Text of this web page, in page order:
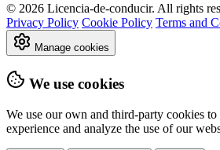
© 2026 Licencia-de-conducir. All rights
Privacy Policy Cookie Policy Terms and
Manage cookies
We use cookies
We use our own and third-party cookies
experience and analyze the use of our